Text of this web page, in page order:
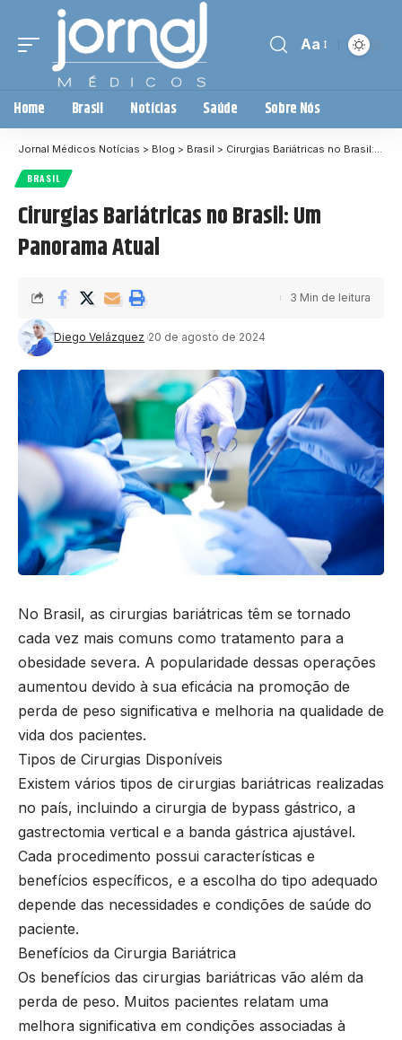
Aa
Home Brasil Notícias Saúde Sobre Nós
Jornal Médicos Notícias > Blog > Brasil > Cirurgias Bariátricas no Brasil: Um Panorama Atual
BRASIL
Cirurgias Bariátricas no Brasil: Um
Panorama Atual
Diego Velázquez 20 de agosto de 2024
3 Min de leitura
No Brasil, as cirurgias bariátricas têm se tornado
cada vez mais comuns como tratamento para a
obesidade severa. A popularidade dessas operações
aumentou devido à sua eficácia na promoção de
perda de peso significativa e melhoria na qualidade de
vida dos pacientes.
Tipos de Cirurgias Disponíveis
Existem vários tipos de cirurgias bariátricas realizadas
no país, incluindo a cirurgia de bypass gástrico, a
gastrectomia vertical e a banda gástrica ajustável.
Cada procedimento possui características e
benefícios específicos, e a escolha do tipo adequado
depende das necessidades e condições de saúde do
paciente.
Benefícios da Cirurgia Bariátrica
Os benefícios das cirurgias bariátricas vão além da
perda de peso. Muitos pacientes relatam uma
melhora significativa em condições associadas à